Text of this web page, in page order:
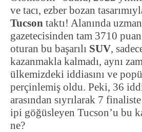
ve tacı, ezber bozan
Tucson taktı! Alanında
gazetecisinden tam 3710
oturan bu başarılı SUV,
kazanmakla kalmadı, aynı
ülkemizdeki iddiasını ve
perçinlemiş oldu. Peki, 36
arasından sıyrılarak 7
ipi göğüsleyen Tucson’u bu
ne?